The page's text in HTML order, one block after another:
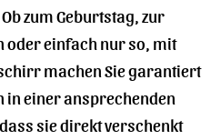
zum Geburtstag, zur
oder einfach nur so, mit
machen Sie garantiert
in einer ansprechenden
sie direkt verschenkt